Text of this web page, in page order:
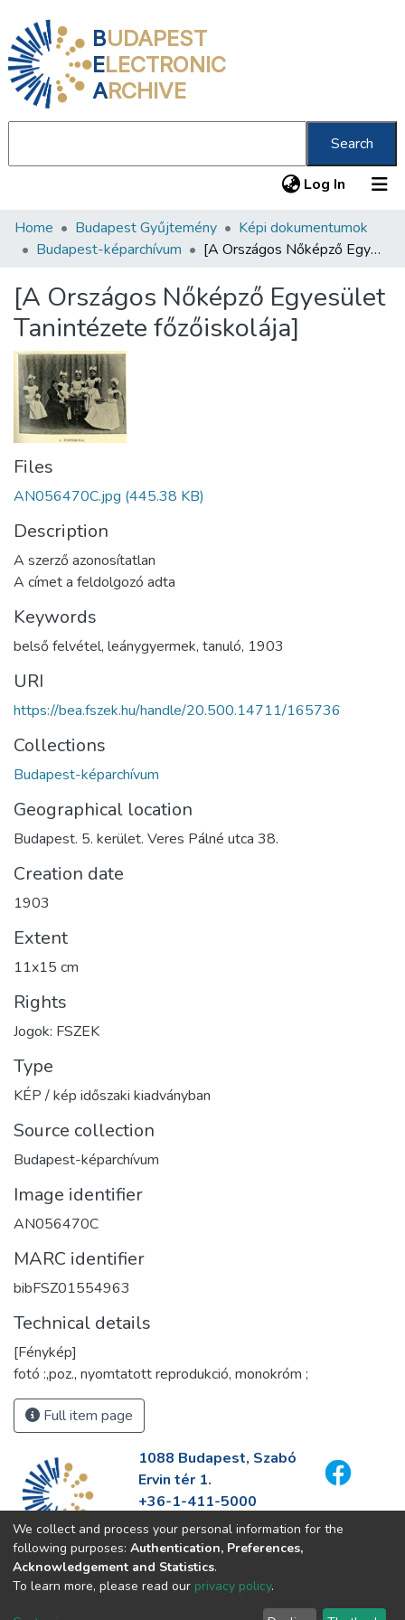
BUDAPEST
ELECTRONIC
ARCHIVE
Search
Log In (current)
Communities & Collections
Statistics
About us
Home Budapest Gyűjtemény
Képi dokumentumok
Budapest-képarchívum
[A Országos Nőképző Egyesület Tanintézete főzőiskolája]
[A Országos Nőképző Egyesület
Tanintézete főzőiskolája]
Files
AN056470C.jpg (445.38 KB)
Description
A szerző azonosítatlan
A címet a feldolgozó adta
Keywords
belső felvétel, leánygyermek, tanuló, 1903
URI
https://bea.fszek.hu/handle/20.500.14711/165736
Collections
Budapest-képarchívum
Geographical location
Budapest. 5. kerület. Veres Pálné utca 38.
Creation date
1903
Extent
11x15 cm
Rights
Jogok: FSZEK
Type
KÉP / kép időszaki kiadványban
Source collection
Budapest-képarchívum
Image identifier
AN056470C
MARC identifier
bibFSZ01554963
Technical details
[Fénykép]
fotó :,poz., nyomtatott reprodukció, monokróm ;
Full item page
1088 Budapest, Szabó
Ervin tér 1.
+36-1-411-5000
info@fszek.hu
https://fszek.hu
We collect and process your personal information for the
following purposes: Authentication, Preferences,
Acknowledgement and Statistics.
To learn more, please read our privacy policy.